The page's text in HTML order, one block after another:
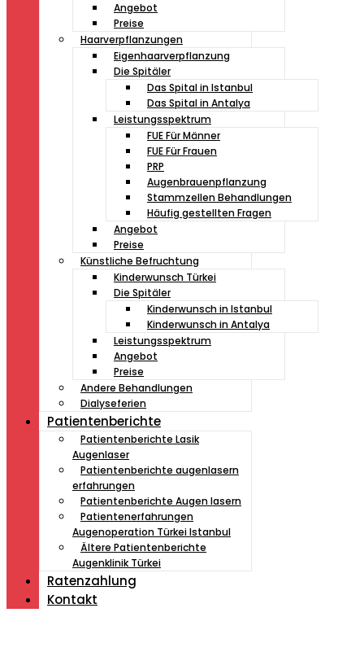
Angebot
Preise
Haarverpflanzungen
Eigenhaarverpflanzung
Die Spitäler
Das Spital in Istanbul
Das Spital in Antalya
Leistungsspektrum
FUE Für Männer
FUE Für Frauen
PRP
Augenbrauenpflanzung
Stammzellen Behandlungen
Häufig gestellten Fragen
Angebot
Preise
Künstliche Befruchtung
Kinderwunsch Türkei
Die Spitäler
Kinderwunsch in Istanbul
Kinderwunsch in Antalya
Leistungsspektrum
Angebot
Preise
Andere Behandlungen
Dialyseferien
Patientenberichte
Patientenberichte Lasik
Augenlaser
Patientenberichte augenlasern
erfahrungen
Patientenberichte Augen lasern
Patientenerfahrungen
Augenoperation Türkei Istanbul
Ältere Patientenberichte
Augenklinik Türkei
Ratenzahlung
Kontakt